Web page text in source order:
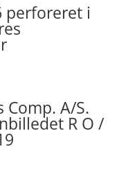
perforeret i
Comp. A/S.
R O /